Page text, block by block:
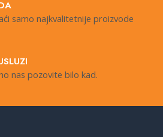
samo najkvalitetnije proizvode
nas pozovite bilo kad.